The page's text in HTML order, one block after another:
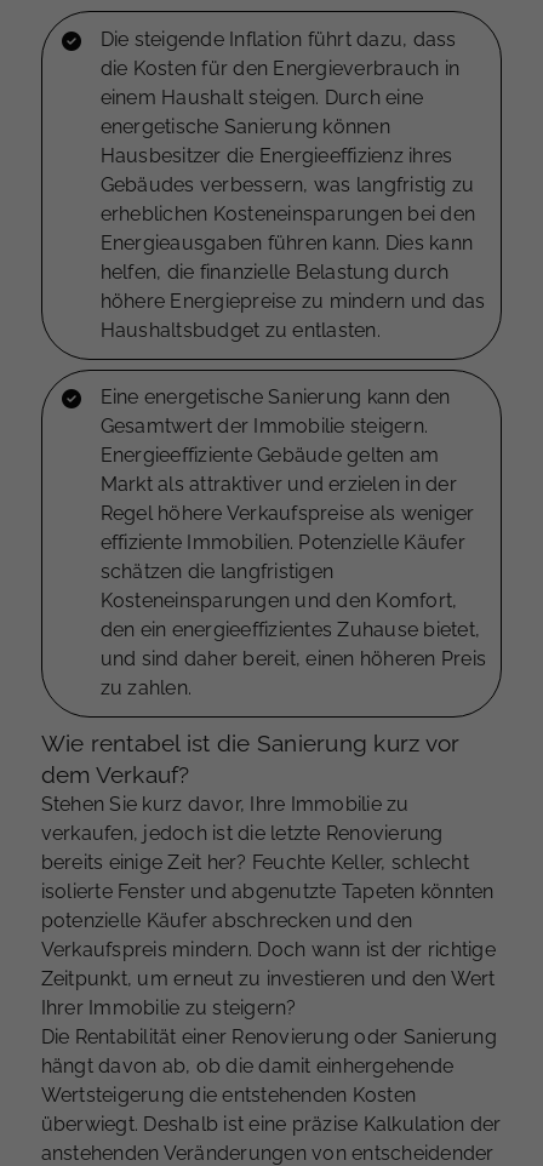
Die steigende Inflation führt dazu, dass
die Kosten für den Energieverbrauch in
einem Haushalt steigen. Durch eine
energetische Sanierung können
Hausbesitzer die Energieeffizienz ihres
Gebäudes verbessern, was langfristig zu
erheblichen Kosteneinsparungen bei den
Energieausgaben führen kann. Dies kann
helfen, die finanzielle Belastung durch
höhere Energiepreise zu mindern und das
Haushaltsbudget zu entlasten.
Eine energetische Sanierung kann den
Gesamtwert der Immobilie steigern.
Energieeffiziente Gebäude gelten am
Markt als attraktiver und erzielen in der
Regel höhere Verkaufspreise als weniger
effiziente Immobilien. Potenzielle Käufer
schätzen die langfristigen
Kosteneinsparungen und den Komfort,
den ein energieeffizientes Zuhause bietet,
und sind daher bereit, einen höheren Preis
zu zahlen.
Wie rentabel ist die Sanierung kurz vor
dem Verkauf?
Stehen Sie kurz davor, Ihre Immobilie zu
verkaufen, jedoch ist die letzte Renovierung
bereits einige Zeit her? Feuchte Keller, schlecht
isolierte Fenster und abgenutzte Tapeten könnten
potenzielle Käufer abschrecken und den
Verkaufspreis mindern. Doch wann ist der richtige
Zeitpunkt, um erneut zu investieren und den Wert
Ihrer Immobilie zu steigern?
Die Rentabilität einer Renovierung oder Sanierung
hängt davon ab, ob die damit einhergehende
Wertsteigerung die entstehenden Kosten
überwiegt. Deshalb ist eine präzise Kalkulation der
anstehenden Veränderungen von entscheidender